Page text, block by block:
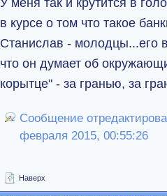
в курсе о том что такое
Станислав - молодцы...его
что он думает об
корытце" - за гранью, за
Сообщение
февраля 2015, 00:55:26
Наверх